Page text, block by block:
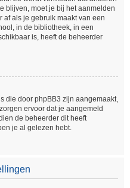
blijven, moet je bij het aanmelden
af als je gebruik maakt van een
in de bibliotheek, in een
is, heeft de beheerder
die door phpBB3 zijn aangemaakt,
ervoor dat je aangemeld
de beheerder dit heeft
je al gelezen hebt.